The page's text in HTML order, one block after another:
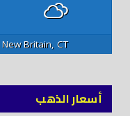
New Britain, CT
أسعار الذهب